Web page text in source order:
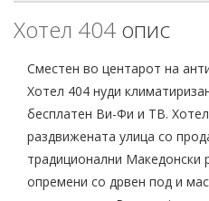
Хотел 404 опис
Сместен во центарот на
Хотел 404 нуди
бесплатен Ви-Фи и ТВ.
раздвижената улица со
традиционални Македонски
опремени со дрвен под и